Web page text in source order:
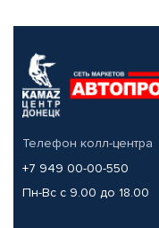
Телефон колл-центра
+7 949 00-00-550
Пн-Вс с 9.00 до 18.00